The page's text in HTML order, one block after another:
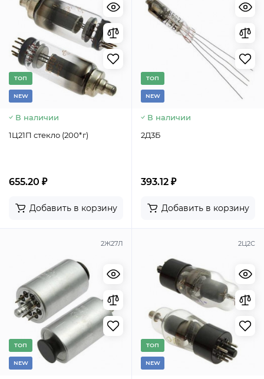
TОП
NEW
В наличии
1Ц21П стекло (200*г)
655.20 ₽
Добавить в корзину
TОП
NEW
В наличии
2Д3Б
393.12 ₽
Добавить в корзину
2Ж27Л
TОП
NEW
2Ц2С
TОП
NEW